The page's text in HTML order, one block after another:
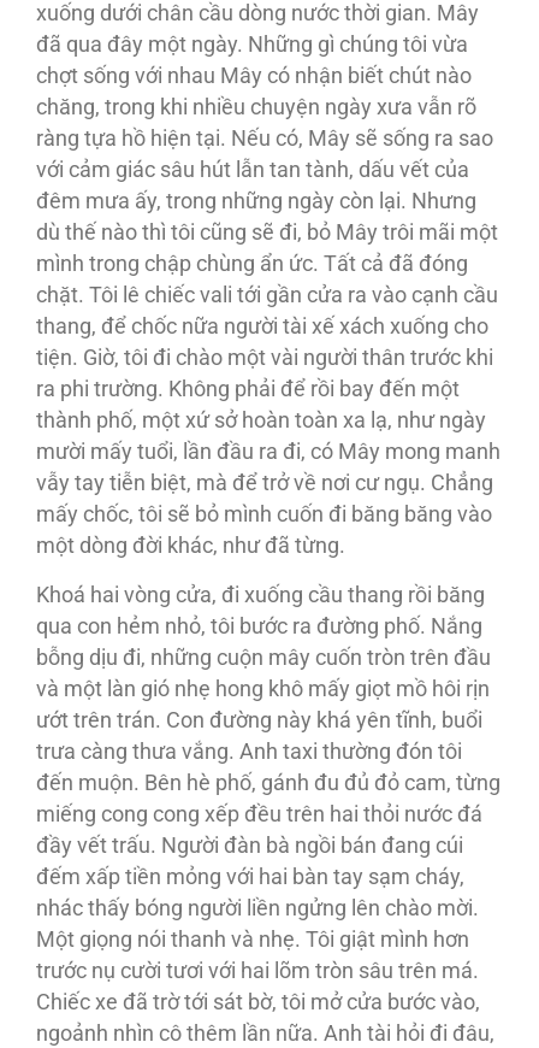
xuống dưới chân cầu dòng nước thời gian. Mây
đã qua đây một ngày. Những gì chúng tôi vừa
chợt sống với nhau Mây có nhận biết chút nào
chăng, trong khi nhiều chuyện ngày xưa vẫn rõ
ràng tựa hồ hiện tại. Nếu có, Mây sẽ sống ra sao
với cảm giác sâu hút lẫn tan tành, dấu vết của
đêm mưa ấy, trong những ngày còn lại. Nhưng
dù thế nào thì tôi cũng sẽ đi, bỏ Mây trôi mãi một
mình trong chập chùng ẩn ức. Tất cả đã đóng
chặt. Tôi lê chiếc vali tới gần cửa ra vào cạnh cầu
thang, để chốc nữa người tài xế xách xuống cho
tiện. Giờ, tôi đi chào một vài người thân trước khi
ra phi trường. Không phải để rồi bay đến một
thành phố, một xứ sở hoàn toàn xa lạ, như ngày
mười mấy tuổi, lần đầu ra đi, có Mây mong manh
vẫy tay tiễn biệt, mà để trở về nơi cư ngụ. Chẳng
mấy chốc, tôi sẽ bỏ mình cuốn đi băng băng vào
một dòng đời khác, như đã từng.
Khoá hai vòng cửa, đi xuống cầu thang rồi băng
qua con hẻm nhỏ, tôi bước ra đường phố. Nắng
bỗng dịu đi, những cuộn mây cuốn tròn trên đầu
và một làn gió nhẹ hong khô mấy giọt mồ hôi rịn
ướt trên trán. Con đường này khá yên tĩnh, buổi
trưa càng thưa vắng. Anh taxi thường đón tôi
đến muộn. Bên hè phố, gánh đu đủ đỏ cam, từng
miếng cong cong xếp đều trên hai thỏi nước đá
đầy vết trấu. Người đàn bà ngồi bán đang cúi
đếm xấp tiền mỏng với hai bàn tay sạm cháy,
nhác thấy bóng người liền ngửng lên chào mời.
Một giọng nói thanh và nhẹ. Tôi giật mình hơn
trước nụ cười tươi với hai lõm tròn sâu trên má.
Chiếc xe đã trờ tới sát bờ, tôi mở cửa bước vào,
ngoảnh nhìn cô thêm lần nữa. Anh tài hỏi đi đâu,